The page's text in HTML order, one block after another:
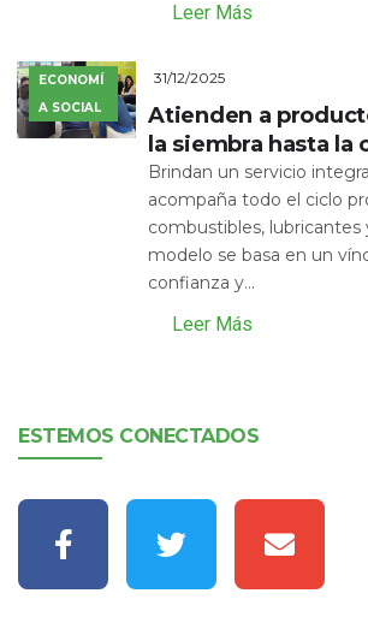
Leer Más
ECONOMÍ
A SOCIAL
31/12/2025
Atienden a
la siembra hasta la
Brindan un servicio
acompaña todo el ciclo
combustibles, lubricantes
modelo se basa en un
confianza y...
Leer Más
ESTEMOS CONECTADOS